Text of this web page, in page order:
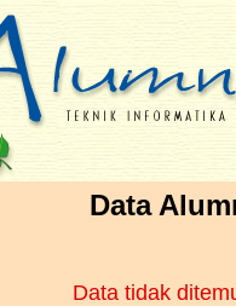
Data
Data tidak